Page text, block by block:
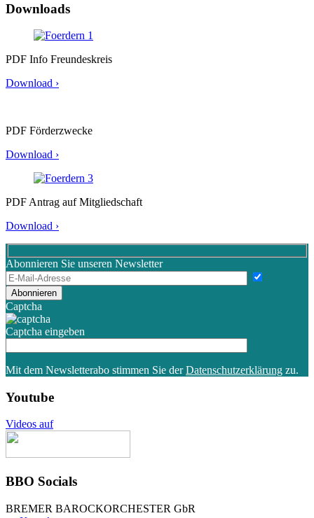
Downloads
PDF Info Freun­des­kreis
Download ›
PDF För­der­zwe­cke
Download ›
PDF Antrag auf Mit­glied­schaft
Download ›
Abonnieren Sie unseren Newsletter
Bitte lasse
Captcha
Captcha eingeben
Mit dem Newsletterabo stimmen Sie derDatenschutzerklärung zu.
You­tube
Videos auf
BBO Socials
BREMER BAROCKORCHESTER GbR